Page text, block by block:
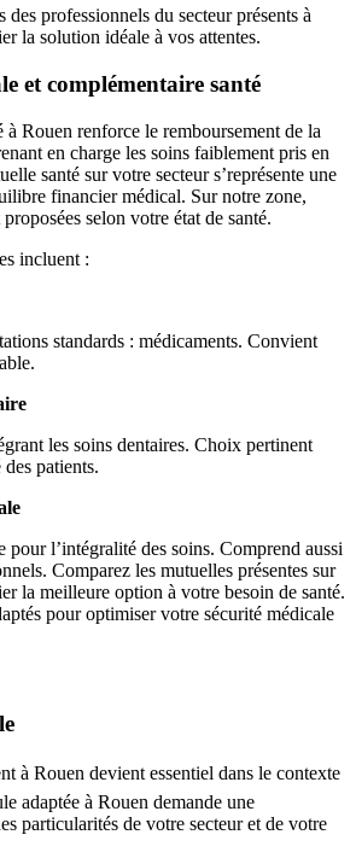
professionnels du secteur présents à
la solution idéale à vos attentes.
et complémentaire santé
à Rouen renforce le remboursement de la
en charge les soins faiblement pris en
santé sur votre secteur s’représente une
financier médical. Sur notre zone,
selon votre état de santé.
incluent :
standards : médicaments. Convient
les soins dentaires. Choix pertinent
patients.
pour l’intégralité des soins. Comprend aussi
Comparez les mutuelles présentes sur
la meilleure option à votre besoin de santé.
pour optimiser votre sécurité médicale
à Rouen devient essentiel dans le contexte
adaptée à Rouen demande une
particularités de votre secteur et de votre